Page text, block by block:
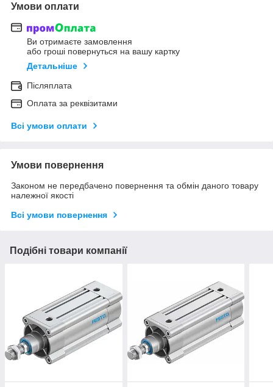
Умови оплати
Ви отримаєте замовлення
або гроші повернуться на вашу картку
Детальніше
Післяплата
Оплата за реквізитами
Всі умови оплати
Умови повернення
Законом не передбачено повернення та обмін даного товару
належної якості
Всі умови повернення
Подібні товари компанії